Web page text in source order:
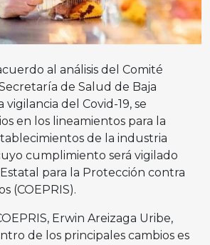
al análisis del Comité
de Salud de Baja
vigilancia del Covid-19, se
en los lineamientos para la
de la industria
cumplimiento será vigilado
para la Protección contra
(COEPRIS).
Erwin Areizaga Uribe,
de los principales cambios es